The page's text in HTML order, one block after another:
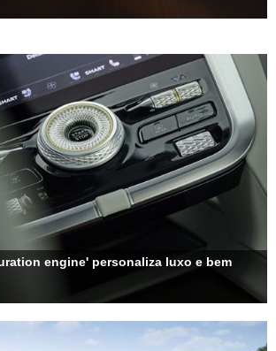
engine' personaliza luxo e bem